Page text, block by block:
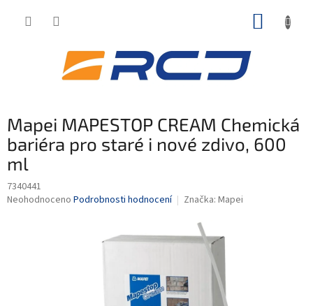
Mapei MAPESTOP CREAM Chemická
bariéra pro staré i nové zdivo, 600
ml
7340441
Průměrné
Neohodnoceno Podrobnosti hodnocení Značka: Mapei